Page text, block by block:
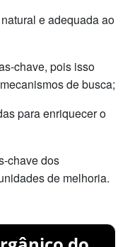
e adequada ao
chave, pois isso
de busca;
para enriquecer o
chave dos
de melhoria.